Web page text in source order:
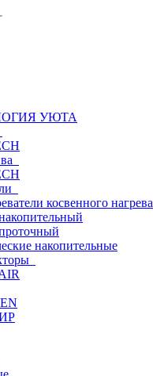
УЮТА
косвенного нагрева
накопительные